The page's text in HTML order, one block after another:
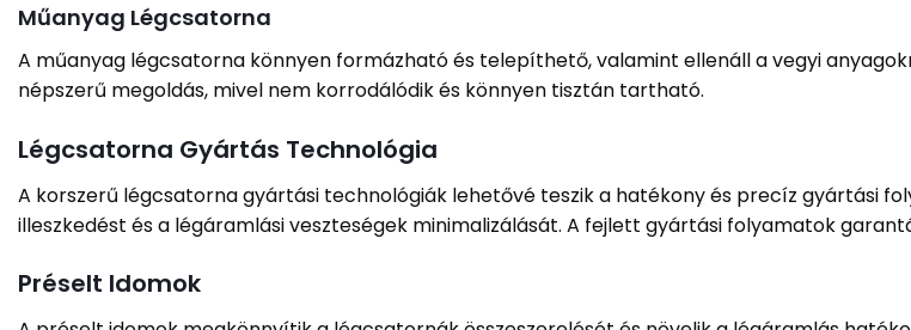
Műanyag Légcsatorna
A műanyag légcsatorna könnyen formázható és telepíthető, valamint ellenáll a vegyi
népszerű megoldás, mivel nem korrodálódik és könnyen tisztán tartható.
Légcsatorna Gyártás Technológia
A korszerű légcsatorna gyártási technológiák lehetővé teszik a hatékony és precíz gyártási
illeszkedést és a légáramlási veszteségek minimalizálását. A fejlett gyártási folyamatok
Préselt Idomok